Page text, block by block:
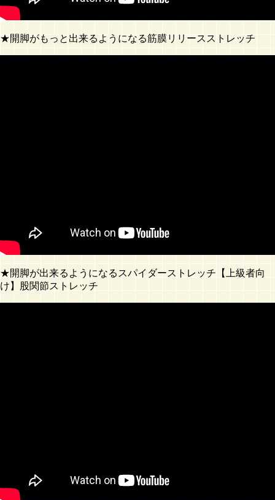
★開脚がもっと出来るようになる筋膜リリースストレッチ
★開脚が出来るようになるスパイダーストレッチ【上級者向
け】股関節ストレッチ